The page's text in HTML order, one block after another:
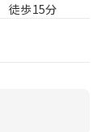
徒歩15分